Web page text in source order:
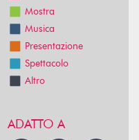
Mostra
Musica
Presentazione
Spettacolo
Altro
ADATTO A